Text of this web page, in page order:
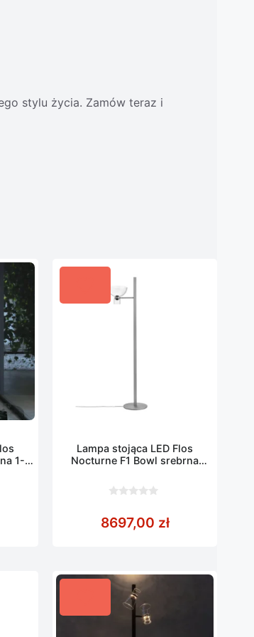
stylu życia. Zamów teraz i
1-
Lampa stojąca LED Flos
Nocturne F1 Bowl srebrna
5
8697,00 zł